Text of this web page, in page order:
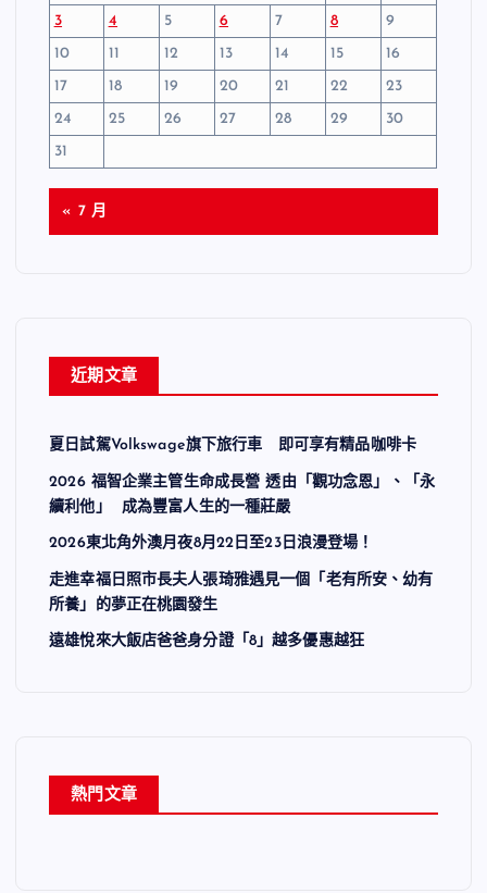
3
4 5 6 7 8
9
10
11 12 13 14 15
16
17
18 19 20 21 22
23
24
25 26 27 28 29
30
31
« 7 月
近期文章
夏日試駕Volkswage旗下旅行車 即可享有精品咖啡卡
2026 福智企業主管生命成長營 透由「觀功念恩」、「永
續利他」 成為豐富人生的一種莊嚴
2026東北角外澳月夜8月22日至23日浪漫登場！
走進幸福日照市長夫人張琦雅遇見一個「老有所安、幼有
所養」的夢正在桃園發生
遠雄悅來大飯店爸爸身分證「8」越多優惠越狂
熱門文章